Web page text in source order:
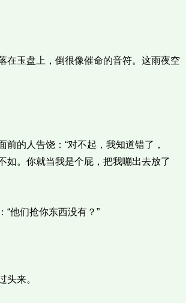
玉盘上，倒很像催命的音符。这雨夜空
的人告饶：“对不起，我知道错了，
如。你就当我是个屁，把我嘣出去放了
他们抢你东西没有？”
来。